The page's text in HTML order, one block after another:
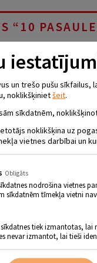
“10
28. decembrī plkst.
Šo
tikai koncerts, tas ir
dramaturģiju, bet
tērpi un horeogrāfija
veido
un duetus no 10
no Bergamo”,
un Sergejs
Oļega Molčanova
Nikas
teātra
sarezģītajām
ir
un direktors –
ir mākslas
un trešo pušu sīkfailus,
noklikšķinietšeit.
sīkdatnēm,
noklikšķina uz
vietnes darbībai un
Obligāts
nodrošina vietnes
sīkdatnēm tīmekļa vietni
tiek izmantotas,
nevar izmantot, lai tieši